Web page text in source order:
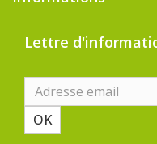
Lettre
OK